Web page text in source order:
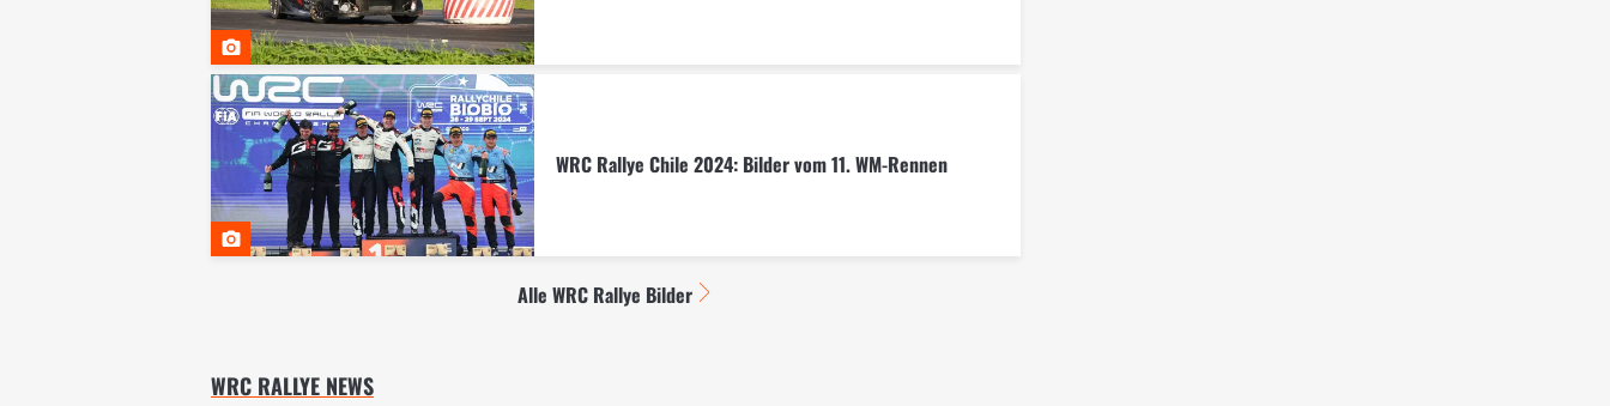
WRC Rallye Chile 2024: Bilder vom 11. WM-Rennen
Alle WRC Rallye Bilder
WRC RALLYE NEWS